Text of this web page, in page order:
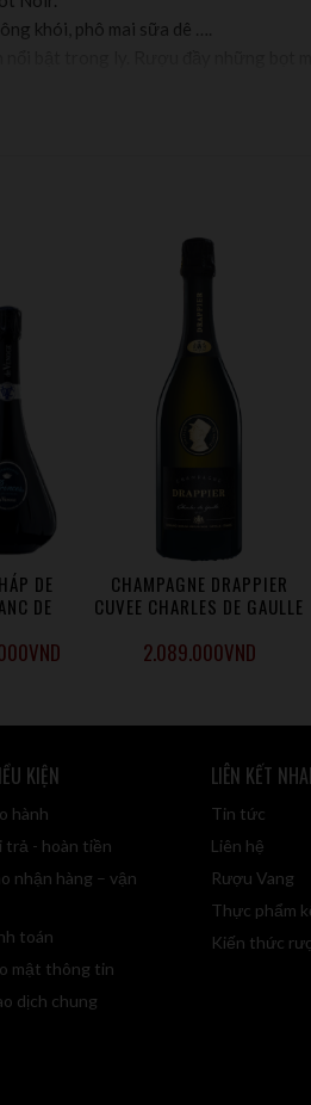
khói, phô mai sữa dê ….
DE
DE
VND
CHAMPAGNE DRAPPIER
CUVEE CHARLES DE GAULLE
2.089.000VND
KIỆN
hành
trả - hoàn tiền
nhận hàng – vận
toán
mật thông tin
dịch chung
LIÊN KẾT
Tin tức
Liên hệ
Rượu Vang
Thực phẩm
Kiến thức